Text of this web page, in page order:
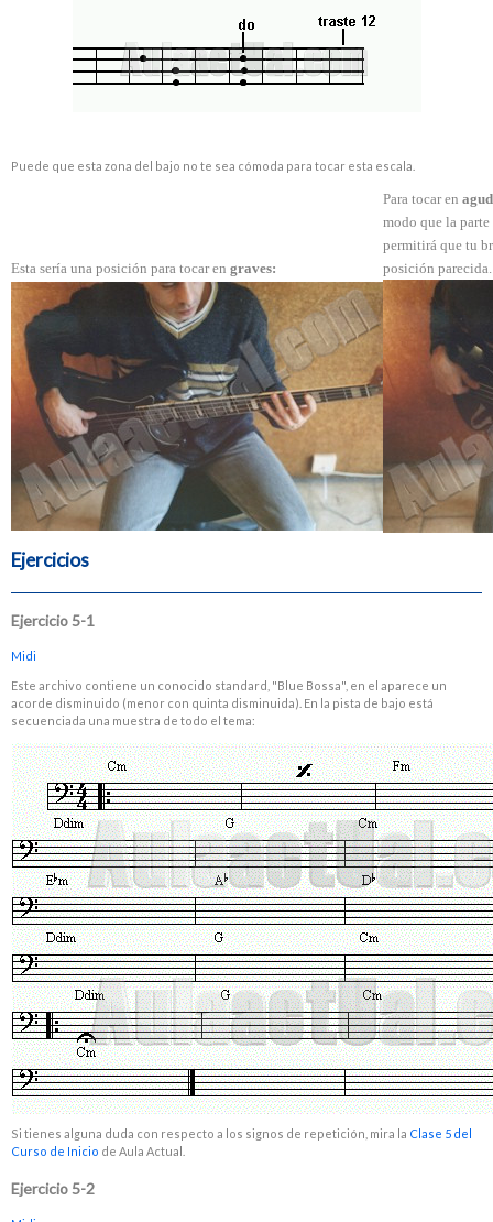
Puede que esta zona del bajo no te sea cómoda para tocar esta escala.
Esta sería una posición para tocar en graves:
Para tocar en
modo que la
permitirá que tu
posición parecida.
Ejercicios
Ejercicio 5-1
Midi
Este archivo contiene un conocido standard, "Blue Bossa", en el aparece un
acorde disminuido (menor con quinta disminuida). En la pista de bajo está
secuenciada una muestra de todo el tema:
Si tienes alguna duda con respecto a los signos de repetición, mira la Clase 5 del
Curso de Inicio de Aula Actual.
Ejercicio 5-2